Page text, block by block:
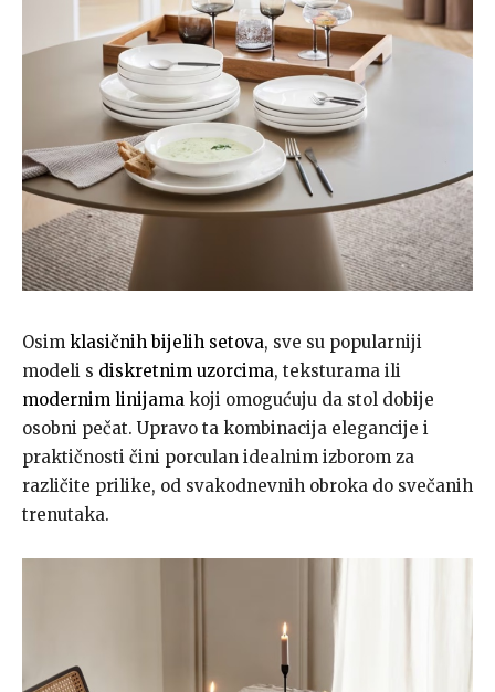
Osim klasičnih bijelih setova, sve su popularniji
modeli s diskretnim uzorcima, teksturama ili
modernim linijama koji omogućuju da stol dobije
osobni pečat. Upravo ta kombinacija elegancije i
praktičnosti čini porculan idealnim izborom za
različite prilike, od svakodnevnih obroka do svečanih
trenutaka.